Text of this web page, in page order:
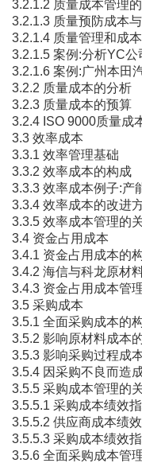
3.2.1.2 质量成本管理
3.2.1.3 质量预防成本
3.2.1.4 质量管理和成
3.2.1.5 案例:分析YC
3.2.1.6 案例:广州本田
3.2.2 质量成本的分析
3.2.3 质量成本的预算
3.2.4 ISO 9000质量成
3.3 效率成本
3.3.1 效率管理基础
3.3.2 效率成本的构成
3.3.3 效率成本例子:产
3.3.4 效率成本的改进
3.3.5 效率成本管理的
3.4 资金占用成本
3.4.1 资金占用成本的
3.4.2 海信与科龙原材
3.4.3 资金占用成本管
3.5 采购成本
3.5.1 全面采购成本的
3.5.2 影响原材料成本
3.5.3 影响采购过程成
3.5.4 因采购不良而造
3.5.5 采购成本管理的
3.5.5.1 采购成本绩效
3.5.5.2 供应商成本绩
3.5.5.3 采购成本绩效
3.5.6 全面采购成本管